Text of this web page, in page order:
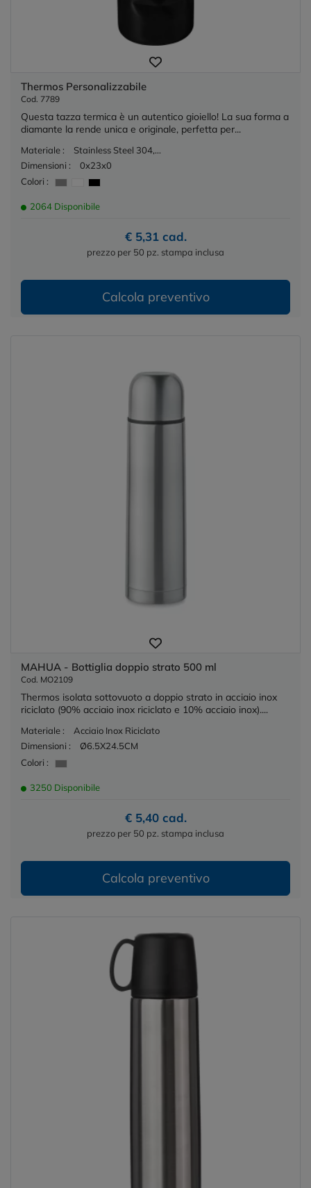
Thermos Personalizzabile
Cod. 7789
Questa tazza termica è un autentico gioiello! La sua forma a
diamante la rende unica e originale, perfetta per...
Materiale :
Stainless Steel 304,...
Dimensioni :
0x23x0
Colori :
2064 Disponibile
€ 5,31 cad.
prezzo per 50 pz. stampa inclusa
Calcola preventivo
MAHUA - Bottiglia doppio strato 500 ml
Cod. MO2109
Thermos isolata sottovuoto a doppio strato in acciaio inox
riciclato (90% acciaio inox riciclato e 10% acciaio inox)....
Materiale :
Acciaio Inox Riciclato
Dimensioni :
Ø6.5X24.5CM
Colori :
3250 Disponibile
€ 5,40 cad.
prezzo per 50 pz. stampa inclusa
Calcola preventivo